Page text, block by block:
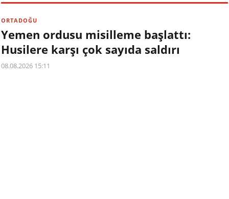
ORTADOĞU
Yemen ordusu misilleme başlattı:
Husilere karşı çok sayıda saldırı
08.08.2026 15:11